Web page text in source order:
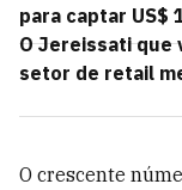
para captar US$
O Jereissati que
setor de retail
O crescente